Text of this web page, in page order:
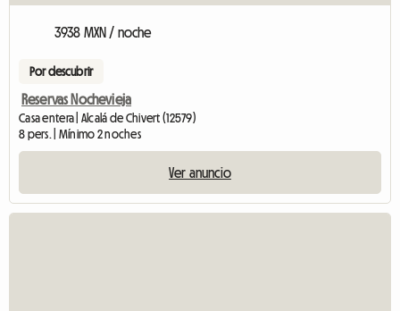
3938 MXN / noche
Por descubrir
Reservas Nochevieja
Casa entera | Alcalá de Chivert (12579)
8 pers. | Mínimo 2 noches
Ver anuncio